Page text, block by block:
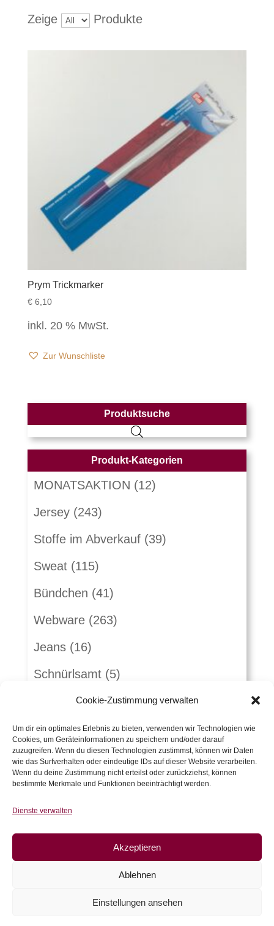
Cookie-Zustimmung verwalten
Um dir ein optimales Erlebnis zu bieten, verwenden wir Technologien wie
Cookies, um Geräteinformationen zu speichern und/oder darauf
zuzugreifen. Wenn du diesen Technologien zustimmst, können wir Daten
wie das Surfverhalten oder eindeutige IDs auf dieser Website verarbeiten.
Wenn du deine Zustimmung nicht erteilst oder zurückziehst, können
bestimmte Merkmale und Funktionen beeinträchtigt werden.
Dienste verwalten
Akzeptieren
Ablehnen
Einstellungen ansehen
Zeige Produkte
Prym Trickmarker
€6,10
inkl. 20 % MwSt.
Zur Wunschliste
Produktsuche
Produkt-Kategorien
MONATSAKTION (12)
Jersey (243)
Stoffe im Abverkauf (39)
Sweat (115)
Bündchen (41)
Webware (263)
Jeans (16)
Schnürlsamt (5)
Herbst-Winterstoffe (21)
Jacquard (10)
Kunstleder und Folie (15)
Gutscheine (5)
Zubehör
Warenkorb
Es befinden sich keine Produkte im